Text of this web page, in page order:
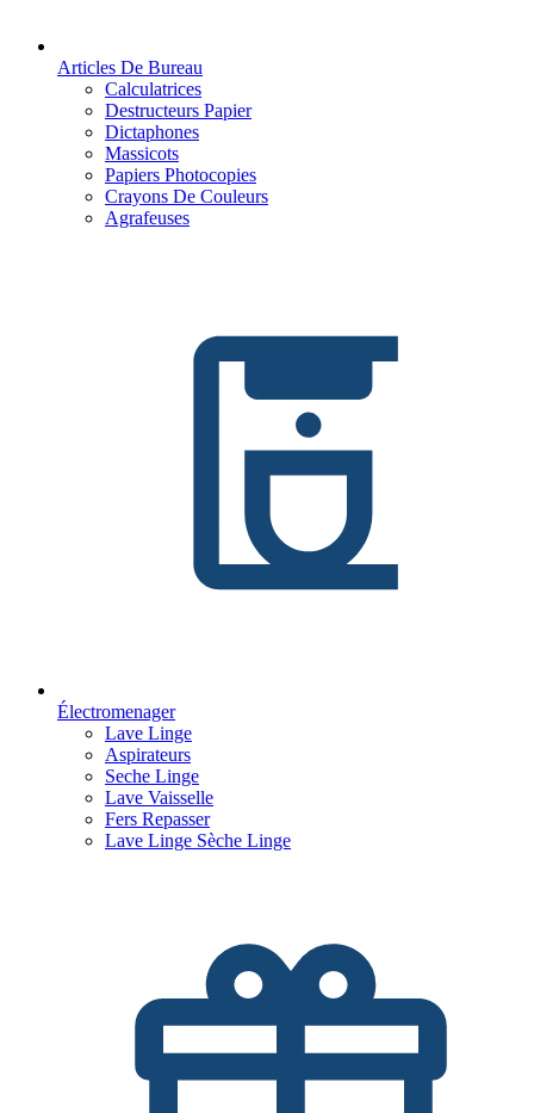
Articles De Bureau
Calculatrices
Destructeurs Papier
Dictaphones
Massicots
Papiers Photocopies
Crayons De Couleurs
Agrafeuses
Électromenager
Lave Linge
Aspirateurs
Seche Linge
Lave Vaisselle
Fers Repasser
Lave Linge Sèche Linge